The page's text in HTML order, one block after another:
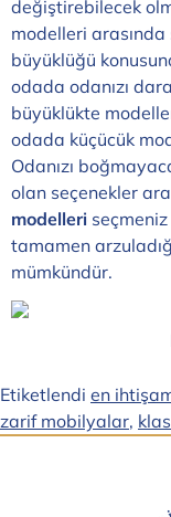
değiştirebilecek
modelleri arasında
büyüklüğü
odada odanızı
büyüklükte
odada küçücük
Odanızı
olan seçenekler
modelleri
tamamen
mümkündür.
Etiketlendi en
zarif mobilyalar,